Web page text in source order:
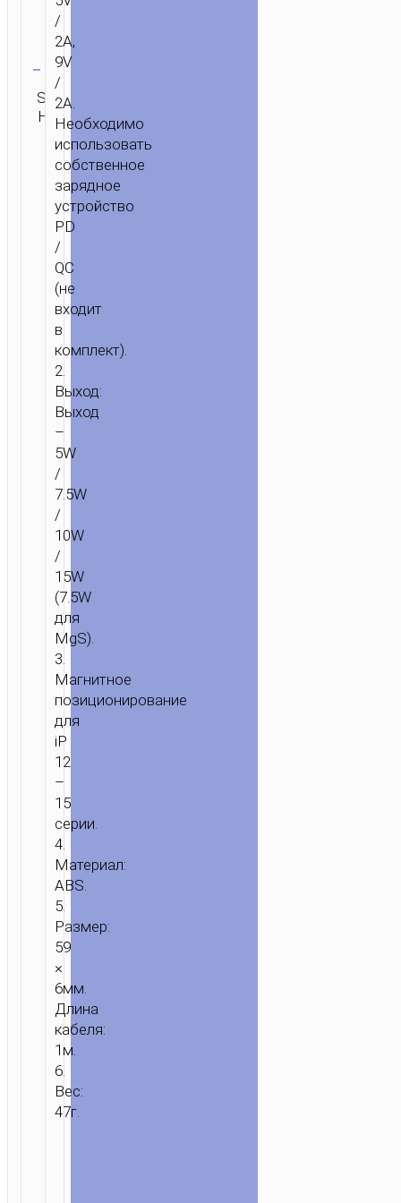
ГЛАВНАЯ
ЗАРЯДКИ / БЕСПРОВОДНОЕ
SKU:
Н/Д
Беспроводные
зарядки
/
2A,
9V
/
2A.
Необходимо
использовать
собственное
зарядное
устройство
PD
/
QC
(не
входит
в
комплект).
2.
Выход:
Выход
–
5W
/
7.5W
/
10W
/
15W
(7.5W
для
MgS).
3.
Магнитное
позиционирование
для
iP
12
–
15
серии.
4.
Материал:
ABS.
5.
Размер:
59
×
6мм.
Длина
кабеля:
1м.
6.
Вес:
47г.